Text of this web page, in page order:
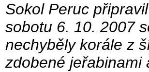
Sokol Peruc
sobotu 6. 10. 2007
nechyběly korále z
zdobené jeřabinami